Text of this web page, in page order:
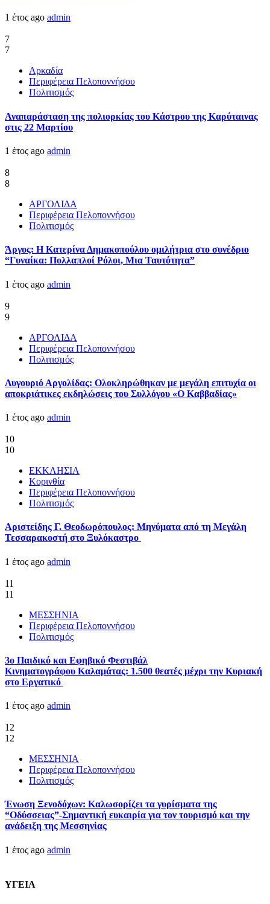
1 έτος ago admin
7
7
Αρκαδία
Περιφέρεια Πελοποννήσου
Πολιτισμός
Αναπαράσταση της πολιορκίας του Κάστρου της Καρύταινας
στις 22 Μαρτίου
1 έτος ago admin
8
8
ΑΡΓΟΛΙΔΑ
Περιφέρεια Πελοποννήσου
Πολιτισμός
Άργος: Η Κατερίνα Δημακοπούλου ομιλήτρια στο συνέδριο
“Γυναίκα: Πολλαπλοί Ρόλοι, Μια Ταυτότητα”
1 έτος ago admin
9
9
ΑΡΓΟΛΙΔΑ
Περιφέρεια Πελοποννήσου
Πολιτισμός
Λυγουριό Αργολίδας: Ολοκληρώθηκαν με μεγάλη επιτυχία οι
αποκριάτικες εκδηλώσεις του Συλλόγου «Ο Καββαδίας»
1 έτος ago admin
10
10
ΕΚΚΛΗΣΙΑ
Κορινθία
Περιφέρεια Πελοποννήσου
Πολιτισμός
Αριστείδης Γ. Θεοδωρόπουλος: Μηνύματα από τη Μεγάλη
Τεσσαρακοστή στο Ξυλόκαστρο
1 έτος ago admin
11
11
ΜΕΣΣΗΝΙΑ
Περιφέρεια Πελοποννήσου
Πολιτισμός
3ο Παιδικό και Εφηβικό Φεστιβάλ
Κινηματογράφου Καλαμάτας: 1.500 θεατές μέχρι την Κυριακή
στο Εργατικό
1 έτος ago admin
12
12
ΜΕΣΣΗΝΙΑ
Περιφέρεια Πελοποννήσου
Πολιτισμός
Ένωση Ξενοδόχων: Καλωσορίζει τα γυρίσματα της
“Οδύσσειας”-Σημαντική ευκαιρία για τον τουρισμό και την
ανάδειξη της Μεσσηνίας
1 έτος ago admin
ΥΓΕΙΑ